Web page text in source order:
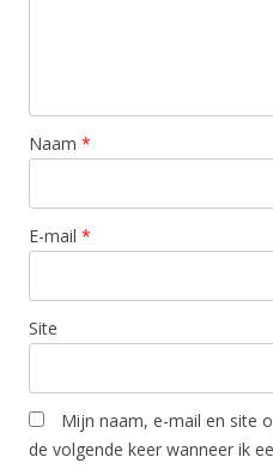
Naam *
E-mail *
Site
Mijn naam, e-mail en site
de volgende keer wanneer ik